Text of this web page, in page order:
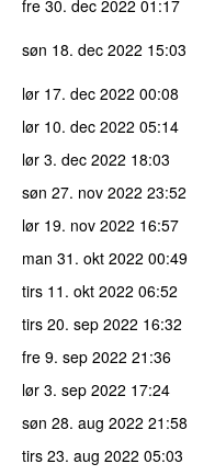
fre 30. dec 2022 01:17
søn 18. dec 2022 15:03
lør 17. dec 2022 00:08
lør 10. dec 2022 05:14
lør 3. dec 2022 18:03
søn 27. nov 2022 23:52
lør 19. nov 2022 16:57
man 31. okt 2022 00:49
tirs 11. okt 2022 06:52
tirs 20. sep 2022 16:32
fre 9. sep 2022 21:36
lør 3. sep 2022 17:24
søn 28. aug 2022 21:58
tirs 23. aug 2022 05:03